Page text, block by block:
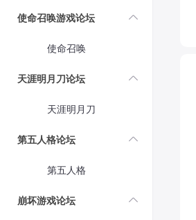
使命召唤游戏论坛
使命召唤
天涯明月刀论坛
天涯明月刀
第五人格论坛
第五人格
崩坏游戏论坛